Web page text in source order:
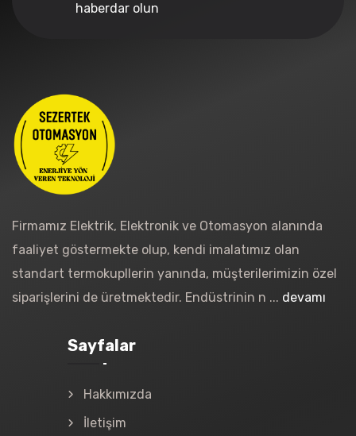
haberdar olun
Firmamız Elektrik, Elektronik ve Otomasyon alanında
faaliyet göstermekte olup, kendi imalatımız olan
standart termokupllerin yanında, müşterilerimizin özel
siparişlerini de üretmektedir. Endüstrinin n ... devamı
Sayfalar
Hakkımızda
İletişim